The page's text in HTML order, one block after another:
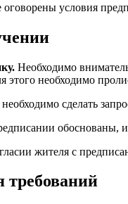
условия
Необходимо
этого необходимо
сделать
обоснованы,
жителя с